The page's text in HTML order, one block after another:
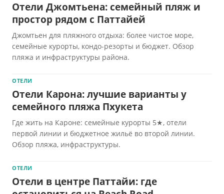
Отели Джомтьена: семейный пляж и
простор рядом с Паттайей
Джомтьен для пляжного отдыха: более чистое море,
семейные курорты, кондо-резорты и бюджет. Обзор
пляжа и инфраструктуры района.
ОТЕЛИ
Отели Карона: лучшие варианты у
семейного пляжа Пхукета
Где жить на Кароне: семейные курорты 5★, отели
первой линии и бюджетное жильё во второй линии.
Обзор пляжа, инфраструктуры.
ОТЕЛИ
Отели в центре Паттайи: где